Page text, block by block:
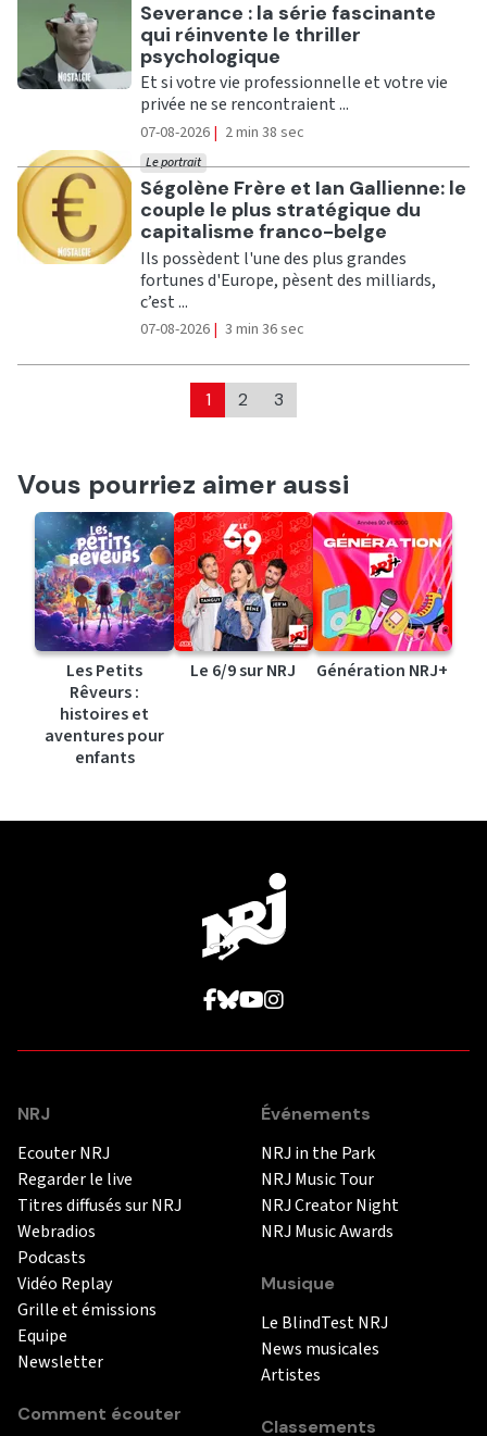
Ecouter
Severance : la série fascinante
qui réinvente le thriller
psychologique
Et si votre vie professionnelle et votre vie
privée ne se rencontraient ...
07-08-2026 | 2 min 38 sec
Ecouter
Ségolène Frère et Ian Gallienne: le
couple le plus stratégique du
capitalisme franco-belge
Le portrait
Ils possèdent l'une des plus grandes
fortunes d'Europe, pèsent des milliards,
c’est ...
07-08-2026 | 3 min 36 sec
1 2 3
Vous pourriez aimer aussi
Les Petits
Rêveurs :
histoires et
aventures pour
enfants
Le 6/9 sur NRJ Génération NRJ+
NRJ
Ecouter NRJ
Regarder le live
Titres diffusés sur NRJ
Webradios
Podcasts
Vidéo Replay
Grille et émissions
Equipe
Newsletter
Comment écouter
Événements
NRJ in the Park
NRJ Music Tour
NRJ Creator Night
NRJ Music Awards
Musique
Le BlindTest NRJ
News musicales
Artistes
Classements